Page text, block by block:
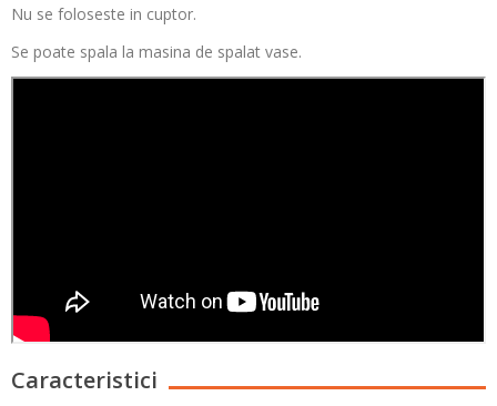
Nu se foloseste in cuptor.
Se poate spala la masina de spalat vase.
Caracteristici